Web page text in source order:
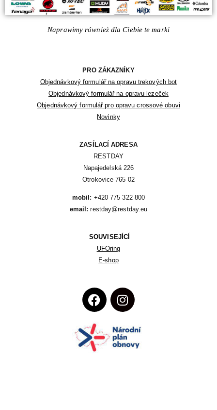
Naprawimy również dla Ciebie te marki
PRO ZÁKAZNÍKY
Objednávkový formulář na opravu trekových bot
Objednávkový formulář na opravu lezeček
Objednávkový formulář pro opravu crossové obuvi
Novinky
ZASÍLACÍ ADRESA
RESTDAY
Napajedelská 226
Otrokovice 765 02
mobil:
email: restday@restday.eu
SOUVISEJÍCÍ
UFOring
E-shop